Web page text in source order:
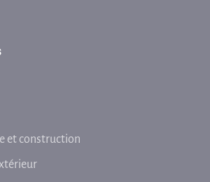
et construction